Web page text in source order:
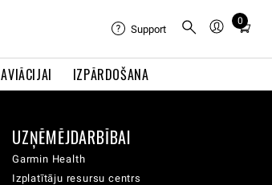
AVIĀCIJAI IZPĀRDOŠANA
Support
0
Total
cart:
UZŅĒMĒJDARBĪBAI
Garmin Health
Izplatītāju resursu centrs